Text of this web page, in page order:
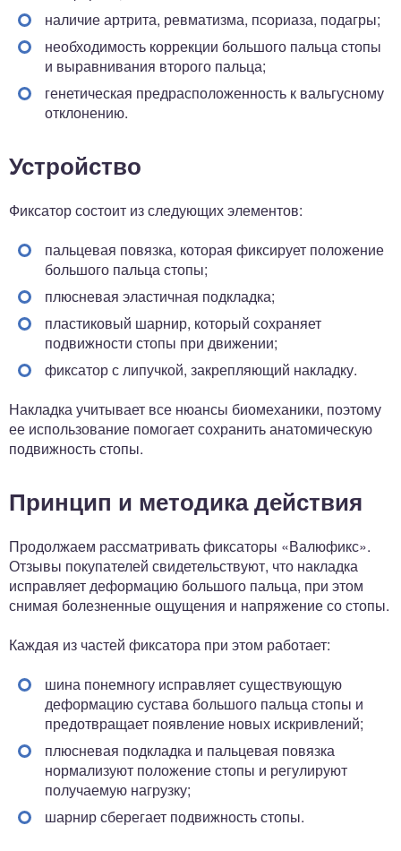
наличие артрита, ревматизма, псориаза, подагры;
необходимость коррекции большого пальца стопы
и выравнивания второго пальца;
генетическая предрасположенность к вальгусному
отклонению.
Устройство
Фиксатор состоит из следующих элементов:
пальцевая повязка, которая фиксирует положение
большого пальца стопы;
плюсневая эластичная подкладка;
пластиковый шарнир, который сохраняет
подвижности стопы при движении;
фиксатор с липучкой, закрепляющий накладку.
Накладка учитывает все нюансы биомеханики, поэтому
ее использование помогает сохранить анатомическую
подвижность стопы.
Принцип и методика действия
Продолжаем рассматривать фиксаторы «Валюфикс».
Отзывы покупателей свидетельствуют, что накладка
исправляет деформацию большого пальца, при этом
снимая болезненные ощущения и напряжение со стопы.
Каждая из частей фиксатора при этом работает:
шина понемногу исправляет существующую
деформацию сустава большого пальца стопы и
предотвращает появление новых искривлений;
плюсневая подкладка и пальцевая повязка
нормализуют положение стопы и регулируют
получаемую нагрузку;
шарнир сберегает подвижность стопы.